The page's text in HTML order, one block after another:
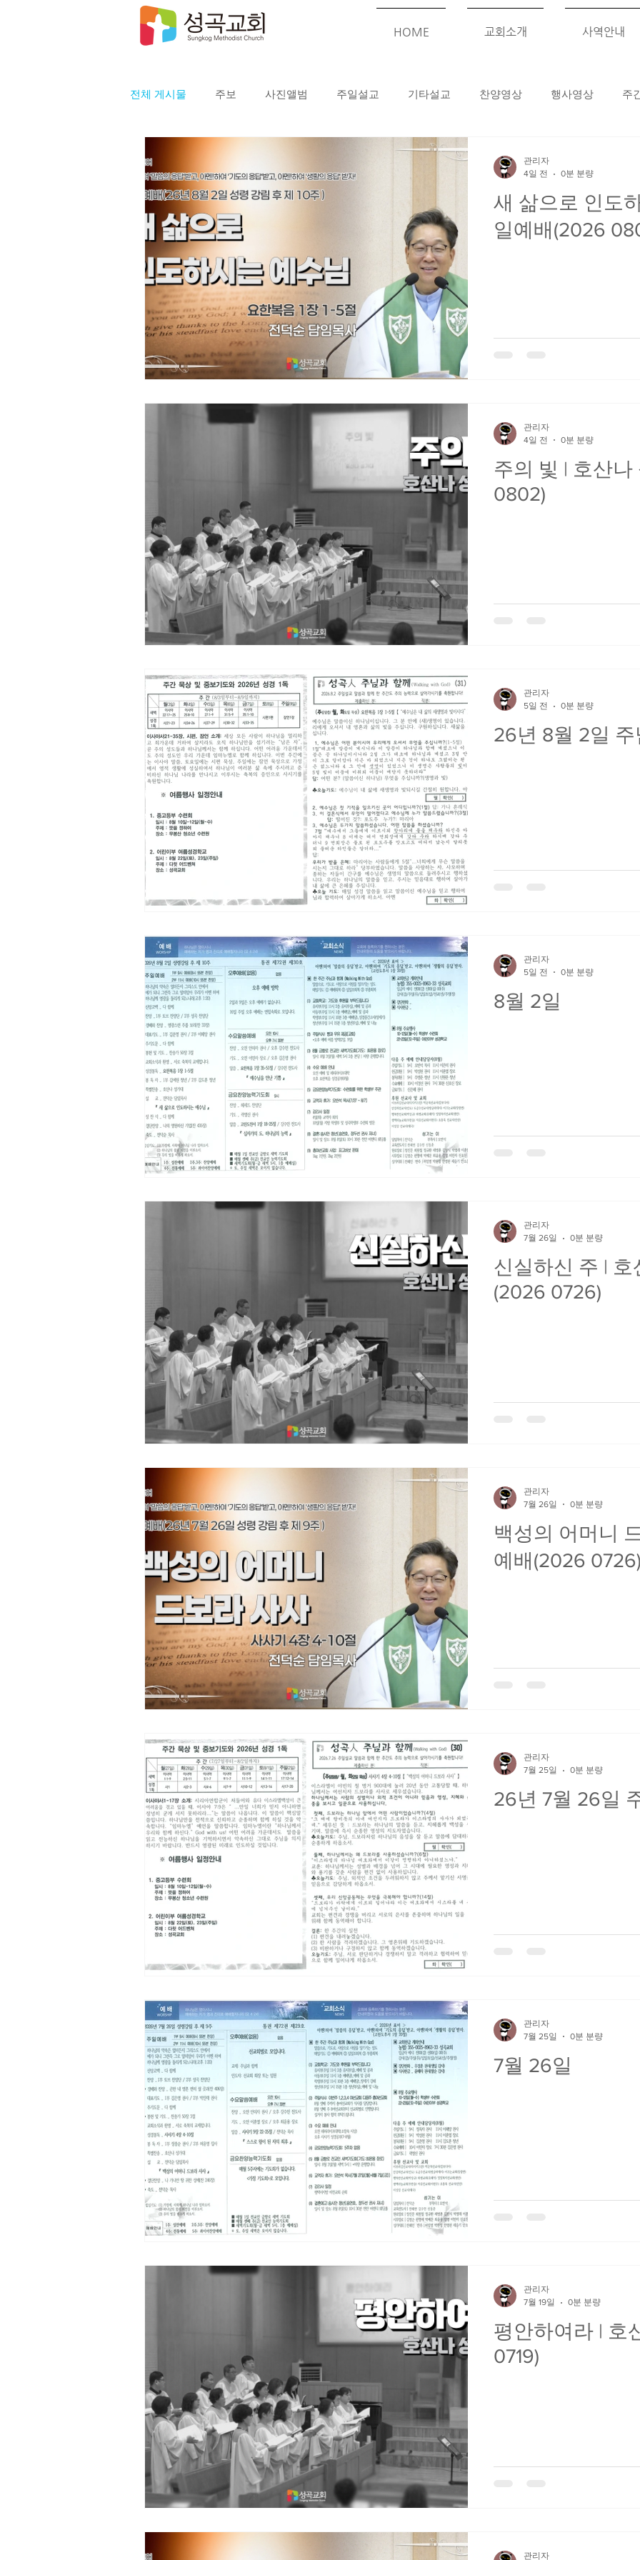
HOME 교회소개 사역안내
전체 게시물 주보 사진앨범 주일설교 기타설교 찬양영상 행사영상 주
새 삶으로 인도
일예배(2026
관리자
4일 전
0분 분량
주의 빛 | 호산
0802)
관리자
4일 전
0분 분량
26년 8월 2일 주
관리자
5일 전
0분 분량
8월 2일
관리자
5일 전
0분 분량
신실하신 주 | 호
(2026 0726)
관리자
7월 26일
0분 분량
백성의 어머니
예배(2026 0726)
관리자
7월 26일
0분 분량
26년 7월 26일
관리자
7월 25일
0분 분량
7월 26일
관리자
7월 25일
0분 분량
평안하여라 | 호
0719)
관리자
7월 19일
0분 분량
관리자